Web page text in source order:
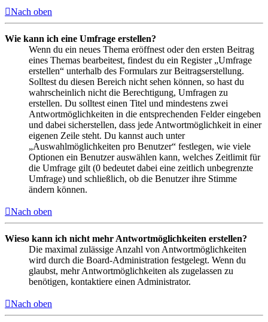
Nach oben
Wie kann ich eine Umfrage erstellen?
Wenn du ein neues Thema eröffnest oder den ersten Beitrag
eines Themas bearbeitest, findest du ein Register „Umfrage
erstellen“ unterhalb des Formulars zur Beitragserstellung.
Solltest du diesen Bereich nicht sehen können, so hast du
wahrscheinlich nicht die Berechtigung, Umfragen zu
erstellen. Du solltest einen Titel und mindestens zwei
Antwortmöglichkeiten in die entsprechenden Felder eingeben
und dabei sicherstellen, dass jede Antwortmöglichkeit in einer
eigenen Zeile steht. Du kannst auch unter
„Auswahlmöglichkeiten pro Benutzer“ festlegen, wie viele
Optionen ein Benutzer auswählen kann, welches Zeitlimit für
die Umfrage gilt (0 bedeutet dabei eine zeitlich unbegrenzte
Umfrage) und schließlich, ob die Benutzer ihre Stimme
ändern können.
Nach oben
Wieso kann ich nicht mehr Antwortmöglichkeiten erstellen?
Die maximal zulässige Anzahl von Antwortmöglichkeiten
wird durch die Board-Administration festgelegt. Wenn du
glaubst, mehr Antwortmöglichkeiten als zugelassen zu
benötigen, kontaktiere einen Administrator.
Nach oben